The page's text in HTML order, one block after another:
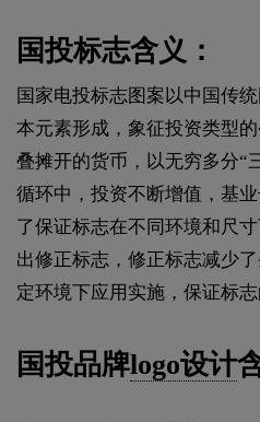
国投标志含义：
国家电投标志图案以中国传
本元素形成，象征投资类型
叠摊开的货币，以无穷多分“
循环中，投资不断增值，基
了保证标志在不同环境和尺
出修正标志，修正标志减少
定环境下应用实施，保证标志
国投品牌logo设计